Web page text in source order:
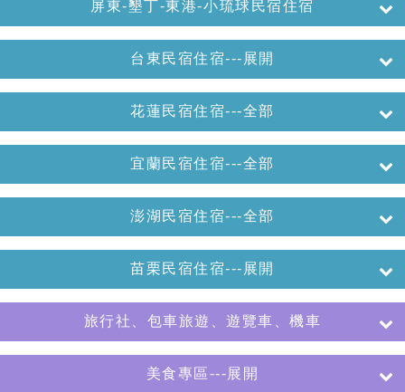
屏東-墾丁-東港-小琉球民宿住宿
台東民宿住宿---展開
花蓮民宿住宿---全部
宜蘭民宿住宿---全部
澎湖民宿住宿---全部
苗栗民宿住宿---展開
旅行社、包車旅遊、遊覽車、機車
美食專區---展開